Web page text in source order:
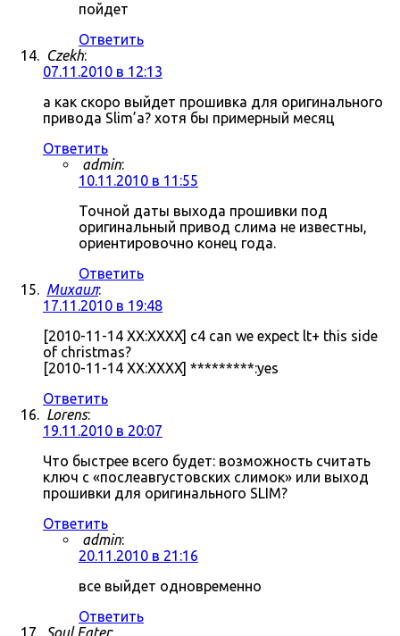
пойдет
Ответить
Czekh:
07.11.2010 в 12:13
а как скоро выйдет прошивка для оригинального
привода Slim’а? хотя бы примерный месяц
Ответить
admin:
10.11.2010 в 11:55
Точной даты выхода прошивки под
оригинальный привод слима не известны,
ориентировочно конец года.
Ответить
Михаил:
17.11.2010 в 19:48
[2010-11-14 XX:XXXX] c4 can we expect lt+ this side
of christmas?
[2010-11-14 XX:XXXX] *********:yes
Ответить
Lorens:
19.11.2010 в 20:07
Что быстрее всего будет: возможность считать
ключ с «послеавгустовских слимок» или выход
прошивки для оригинального SLIM?
Ответить
admin:
20.11.2010 в 21:16
все выйдет одновременно
Ответить
Soul Eater: